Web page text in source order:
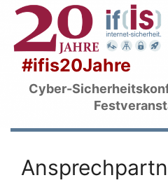
#ifis20Jahre
Cyber-